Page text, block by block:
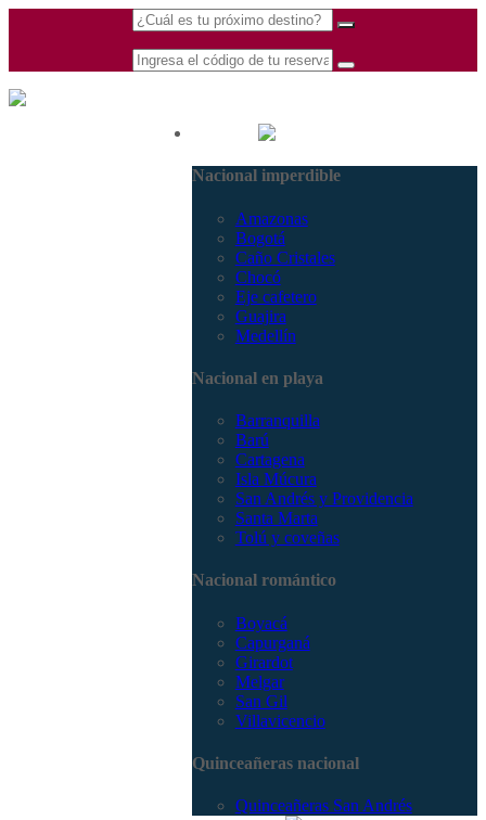
Nacional imperdible
Amazonas
Bogotá
Caño Cristales
Chocó
Eje cafetero
Guajira
Medellín
Nacional en playa
Barranquilla
Barú
Cartagena
Isla Múcura
San Andrés y Providencia
Santa Marta
Tolú y coveñas
Nacional romántico
Boyacá
Capurganá
Girardot
Melgar
San Gil
Villavicencio
Quinceañeras nacional
Quinceañeras San Andrés